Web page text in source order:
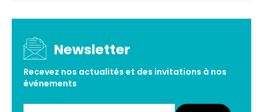
Newsletter
Recevez nos actualités et des invitations à nos
événements